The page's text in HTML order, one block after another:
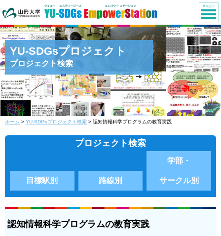
YU-SDGsプロジェクト
プロジェクト検索
ホーム > YU-SDGsプロジェクト検索 > 認知情報科学プログラムの教育実践
プロジェクト検索
目標駅別 路線別
学部・
サークル別
認知情報科学プログラムの教育実践